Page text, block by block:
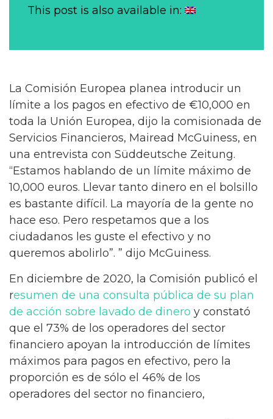
This post is also available in:
La Comisión Europea planea introducir un
límite a los pagos en efectivo de €10,000 en
toda la Unión Europea, dijo la comisionada de
Servicios Financieros, Mairead McGuiness, en
una entrevista con Süddeutsche Zeitung.
“Estamos hablando de un límite máximo de
10,000 euros. Llevar tanto dinero en el bolsillo
es bastante difícil. La mayoría de la gente no
hace eso. Pero respetamos que a los
ciudadanos les guste el efectivo y no
queremos abolirlo”. ” dijo McGuiness.
En diciembre de 2020, la Comisión publicó el
resumen de una consulta pública de su plan
de acción sobre lavado de dinero y constató
que el 73% de los operadores del sector
financiero apoyan la introducción de límites
máximos para pagos en efectivo, pero la
proporción es de sólo el 46% de los
operadores del sector no financiero,